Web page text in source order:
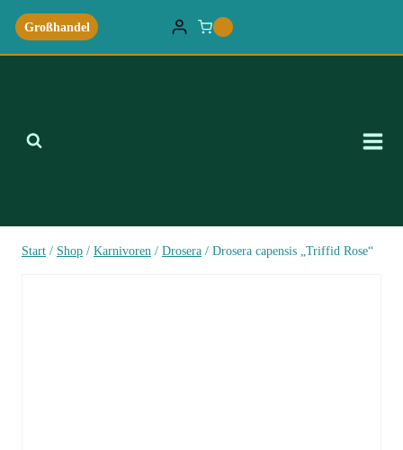
Zum
Inhalt
springen
Großhandel
Start / Shop / Karnivoren / Drosera / Drosera capensis „Triffid Rose“